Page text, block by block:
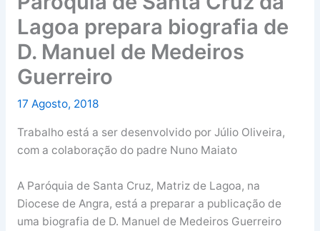
Lagoa prepara biografia de
D. Manuel de Medeiros
Guerreiro
17 Agosto, 2018
Trabalho está a ser desenvolvido por Júlio Oliveira,
com a colaboração do padre Nuno Maiato
A Paróquia de Santa Cruz, Matriz de Lagoa, na
Diocese de Angra, está a preparar a publicação de
uma biografia de D. Manuel de Medeiros Guerreiro